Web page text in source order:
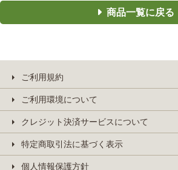
商品一覧に戻る
ご利用規約
ご利用環境について
クレジット決済サービスについて
特定商取引法に基づく表示
個人情報保護方針